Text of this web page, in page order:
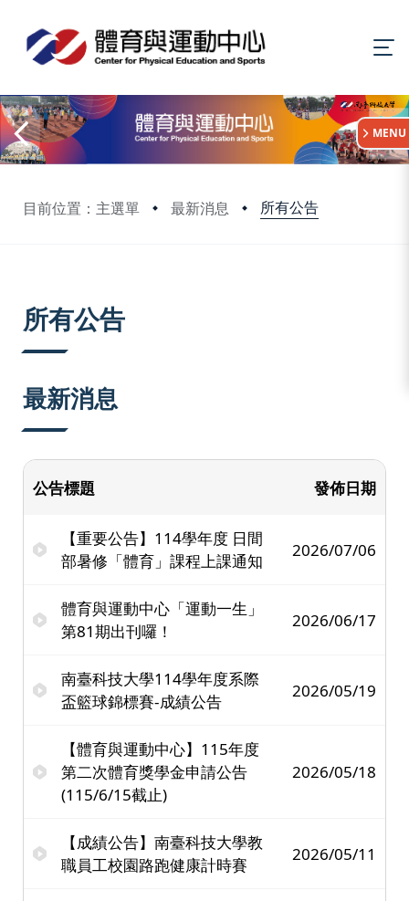
目前位置：主選單 最新消息 所有公告
:::
MENU
所有公告
最新消息
公告標題 發佈日期
【重要公告】114學年度 日間
部暑修「體育」課程上課通知
2026/07/06
體育與運動中心「運動一生」
第81期出刊囉！
2026/06/17
南臺科技大學114學年度系際
盃籃球錦標賽-成績公告
2026/05/19
【體育與運動中心】115年度
第二次體育獎學金申請公告
(115/6/15截止)
2026/05/18
【成績公告】南臺科技大學教
職員工校園路跑健康計時賽
2026/05/11